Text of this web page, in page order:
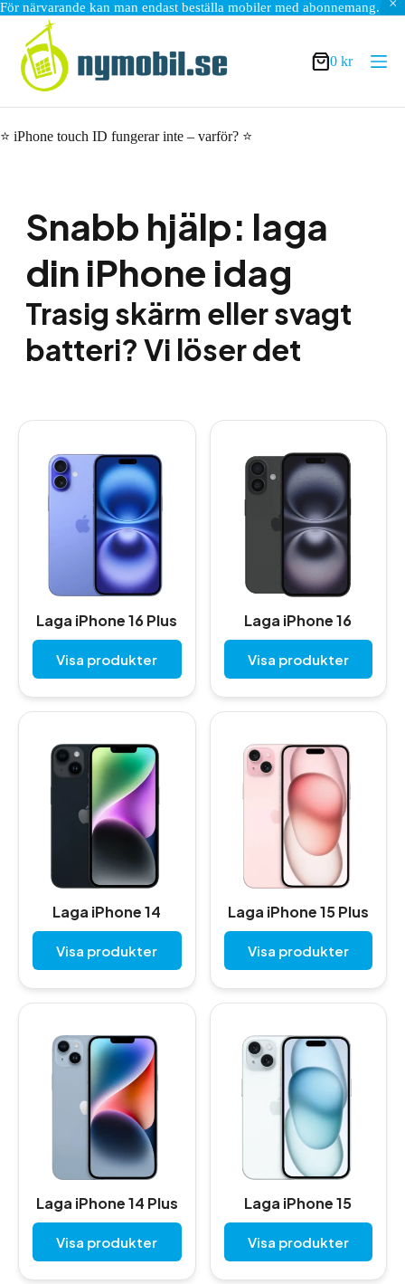
För närvarande kan man endast beställa mobiler med abonnemang.
innehåll
Varukorg
0 kr
⭐ iPhone touch ID fungerar inte – varför? ⭐
Snabb hjälp: laga
din iPhone idag
Trasig skärm eller svagt
batteri? Vi löser det
Laga iPhone 16 Plus
Visa produkter
Laga iPhone 16
Visa produkter
Laga iPhone 14
Visa produkter
Laga iPhone 15 Plus
Visa produkter
Laga iPhone 14 Plus
Visa produkter
Laga iPhone 15
Visa produkter